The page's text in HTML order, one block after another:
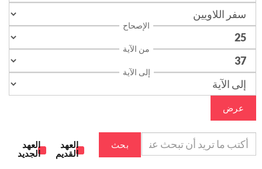
الإصحاح
من الآية
إلى الآية
عرض
بحث
العهد
القديم
العهد
الجديد